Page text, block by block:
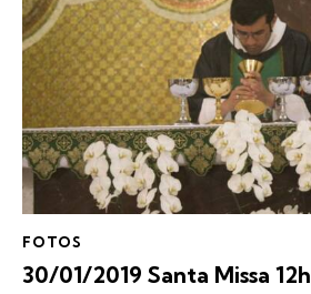
FOTOS
30/01/2019 Santa Missa 12h